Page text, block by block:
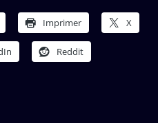
Imprimer X
Reddit